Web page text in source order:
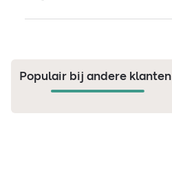
Populair bij andere klanten